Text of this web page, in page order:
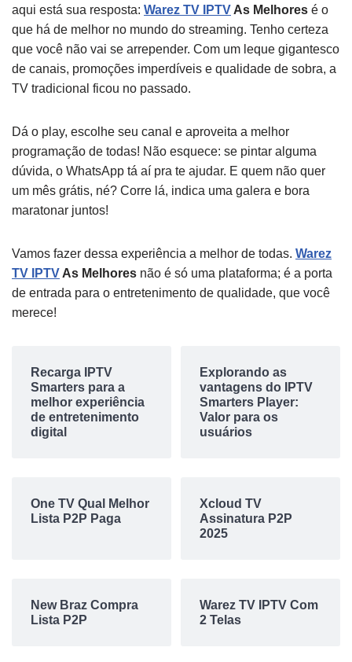
aqui está sua resposta: Warez TV IPTV As Melhores é o
que há de melhor no mundo do streaming. Tenho certeza
que você não vai se arrepender. Com um leque gigantesco
de canais, promoções imperdíveis e qualidade de sobra, a
TV tradicional ficou no passado.
Dá o play, escolhe seu canal e aproveita a melhor
programação de todas! Não esquece: se pintar alguma
dúvida, o WhatsApp tá aí pra te ajudar. E quem não quer
um mês grátis, né? Corre lá, indica uma galera e bora
maratonar juntos!
Vamos fazer dessa experiência a melhor de todas. Warez
TV IPTV As Melhores não é só uma plataforma; é a porta
de entrada para o entretenimento de qualidade, que você
merece!
Recarga IPTV
Smarters para a
melhor experiência
de entretenimento
digital
Explorando as
vantagens do IPTV
Smarters Player:
Valor para os
usuários
One TV Qual Melhor
Lista P2P Paga
Xcloud TV
Assinatura P2P
2025
New Braz Compra
Lista P2P
Warez TV IPTV Com
2 Telas